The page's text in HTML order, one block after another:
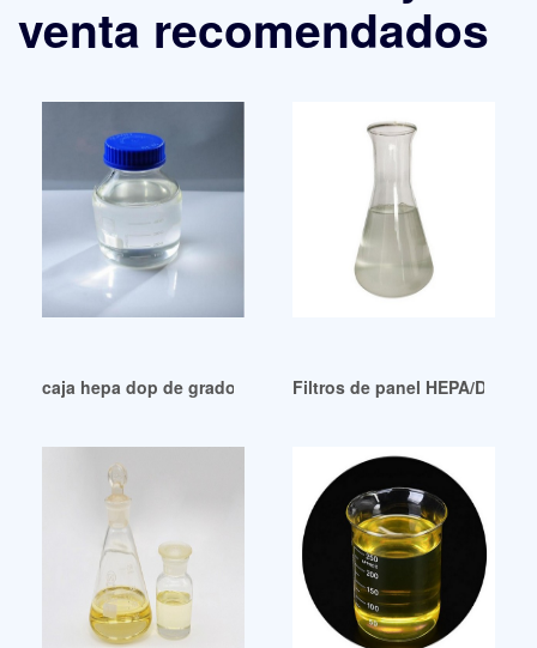
venta recomendados
caja hepa dop de grado industrial caja hepa dop argentina
Filtros de panel HEPA/DOP/